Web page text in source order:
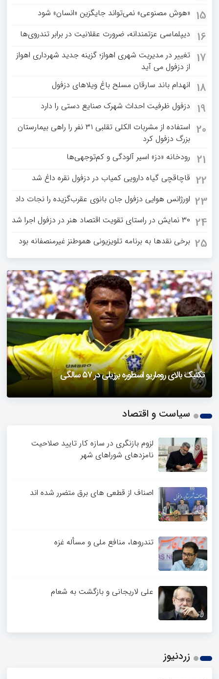
15 «هوش مصنوعی» نمی‌تواند جایگزین «انسان» شود
16 دیپلماسی عزتمندانه، ضرورت عقلانیت در برابر تندروی‌ها
17 تغییر در مدیریت شهری اهواز؛ گزینه جدید شهرداری اهواز
از دزفول می آید
18 انهدام باند سارقان مسلح باغ‌ ویلاهای دزفول
19 دزفول ظرفیت احداث شهرک صنایع دستی را دارد
20
استفاده از مشربات الکلی تقلبی ۳۱ نفر را راهی بیمارستان
بزرگ دزفول کرد
21 رودخانه «دز» اسیر آلودگی و کم‌توجهی‌ها
22 قاچاقچی گیاه دارویی کمیاب در دزفول نقره داغ شد
23 اورژانس هوایی دزفول جان بانوی عقرب‌گزیده را نجات داد
24 ۳۰ نمایش در راستای تقویت اقتصاد هنر در دزفول اجرا شد
25 برخی نقدها به برنامه تلویزیونی هموطنز غیرمنصفانه بود
تکنیک بالای روماریو اسطوره برزیلی در ۵۷ سالگی
فیلمی از یک خواننده زن در توئیتر ضرغامی جنجالی شد
حمله تند مصطفی کواکبیان به مجری جنجالی صدا و سیما
دزفول را باید دید
2
سیاست و اقتصاد
لزوم بازنگری در سازه کار تایید صلاحیت
نامزدهای شوراهای شهر
اصناف از قطعی های برق متضرر شده اند
تندروها، منافع ملی و مسأله غزه
علی لاریجانی و بازگشت به شعام
زردنیوز